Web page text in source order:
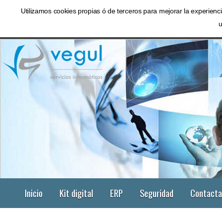
Inicio Kit digital ERP Seguridad
Utilizamos cookies propias ó de terceros para mejorar la